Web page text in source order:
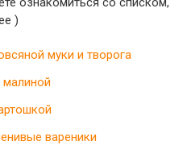
)
муки и творога
малиной
вареники